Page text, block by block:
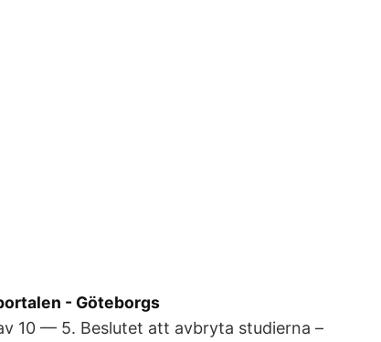
- Göteborgs
10 — 5. Beslutet att avbryta studierna –